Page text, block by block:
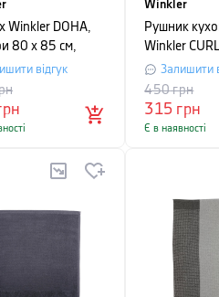
Winkler DOHA,
80 х 85 см,
відгук
Winkler
Рушник
Winkler
світло-
Залишити
315 грн
450грн
Є в наявності